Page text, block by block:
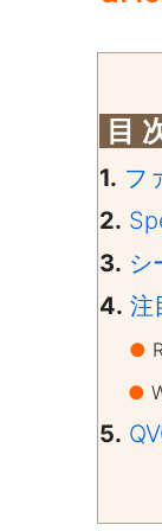
目
1. フ
2.
3. シ
4. 注
●
●
5.